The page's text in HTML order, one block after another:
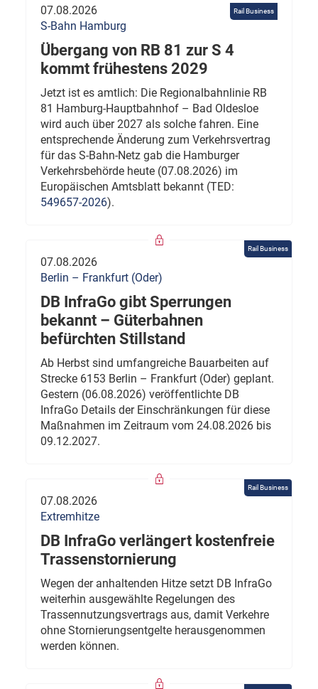
Rail Business
07.08.2026
S-Bahn Hamburg
Übergang von RB 81 zur S 4
kommt frühestens 2029
Jetzt ist es amtlich: Die Regionalbahnlinie RB
81 Hamburg-Hauptbahnhof – Bad Oldesloe
wird auch über 2027 als solche fahren. Eine
entsprechende Änderung zum Verkehrsvertrag
für das S-Bahn-Netz gab die Hamburger
Verkehrsbehörde heute (07.08.2026) im
Europäischen Amtsblatt bekannt (TED:
549657-2026).
Rail Business
07.08.2026
Berlin – Frankfurt (Oder)
DB InfraGo gibt Sperrungen
bekannt – Güterbahnen
befürchten Stillstand
Ab Herbst sind umfangreiche Bauarbeiten auf
Strecke 6153 Berlin – Frankfurt (Oder) geplant.
Gestern (06.08.2026) veröffentlichte DB
InfraGo Details der Einschränkungen für diese
Maßnahmen im Zeitraum vom 24.08.2026 bis
09.12.2027.
Rail Business
07.08.2026
Extremhitze
DB InfraGo verlängert kostenfreie
Trassenstornierung
Wegen der anhaltenden Hitze setzt DB InfraGo
weiterhin ausgewählte Regelungen des
Trassennutzungsvertrags aus, damit Verkehre
ohne Stornierungsentgelte herausgenommen
werden können.